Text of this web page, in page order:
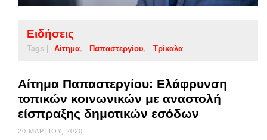
Ειδήσεις
Tags | Αίτημα Παπαστεργίου Τρίκαλα
Αίτημα Παπαστεργίου: Ελάφρυνση
τοπικών κοινωνικών με αναστολή
είσπραξης δημοτικών εσόδων
20 ΜΑΡΤΊΟΥ, 2020